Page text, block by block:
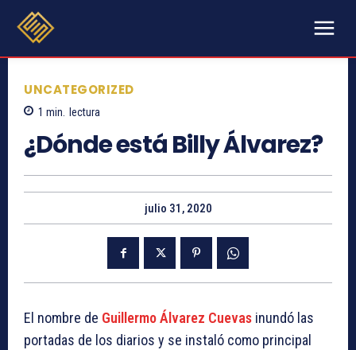
UNCATEGORIZED
1 min. lectura
¿Dónde está Billy Álvarez?
julio 31, 2020
El nombre de Guillermo Álvarez Cuevas inundó las
portadas de los diarios y se instaló como principal